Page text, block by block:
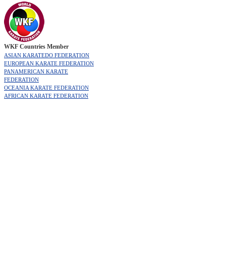
WKF Countries Member
ASIAN KARATEDO FEDERATION
EUROPEAN KARATE FEDERATION
PANAMERICAN KARATE
FEDERATION
OCEANIA KARATE FEDERATION
AFRICAN KARATE FEDERATION